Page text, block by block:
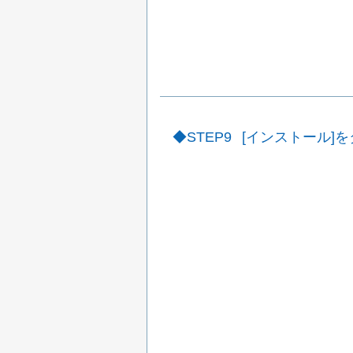
STEP9 [インストール]を